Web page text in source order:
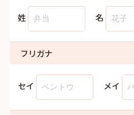
姓 名
フリガナ
セイ メイ